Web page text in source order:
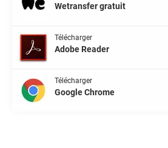
Wetransfer gratuit
Télécharger
Adobe Reader
Télécharger
Google Chrome